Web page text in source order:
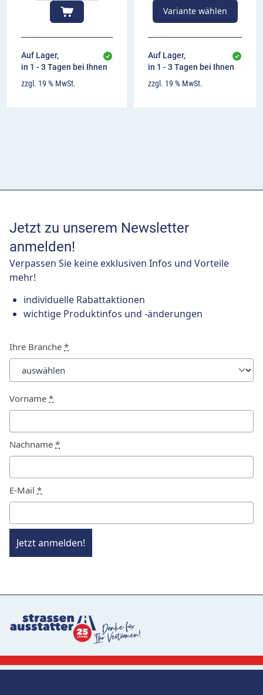
Auf Lager,
in 1 - 3 Tagen bei Ihnen
zzgl. 19 % MwSt.
Variante wählen
Auf Lager,
in 1 - 3 Tagen bei Ihnen
zzgl. 19 % MwSt.
Jetzt zu unserem Newsletter
anmelden!
Verpassen Sie keine exklusiven Infos und Vorteile
mehr!
individuelle Rabattaktionen
wichtige Produktinfos und -änderungen
Ihre Branche *
Vorname *
Nachname *
E-Mail *
Jetzt anmelden!